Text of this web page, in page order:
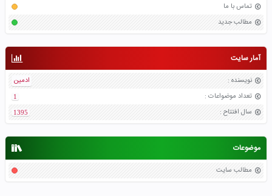
تماس با ما
مطالب جدید
آمار سایت
نویسنده :
ادمین
تعداد موضواعات :
1
سال افتتاح :
1395
موضوعات
مطالب سایت